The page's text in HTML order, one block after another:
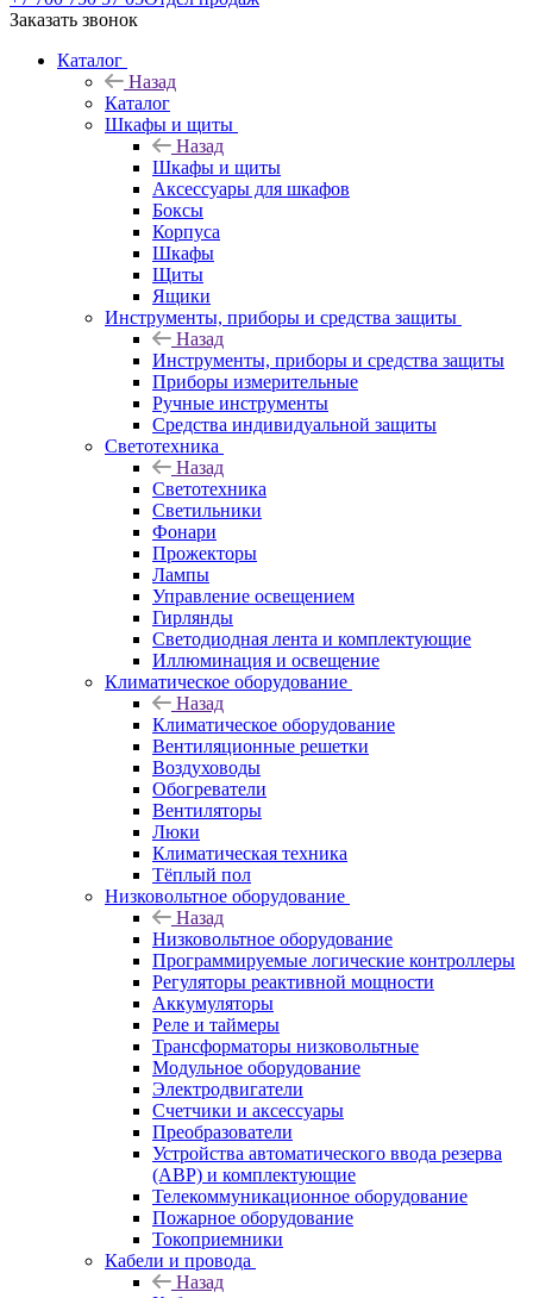
Заказать звонок
Каталог
Назад
Каталог
Шкафы и щиты
Назад
Шкафы и щиты
Аксессуары для шкафов
Боксы
Корпуса
Шкафы
Щиты
Ящики
Инструменты, приборы и средства защиты
Назад
Инструменты, приборы и средства защиты
Приборы измерительные
Ручные инструменты
Средства индивидуальной защиты
Светотехника
Назад
Светотехника
Светильники
Фонари
Прожекторы
Лампы
Управление освещением
Гирлянды
Светодиодная лента и комплектующие
Иллюминация и освещение
Климатическое оборудование
Назад
Климатическое оборудование
Вентиляционные решетки
Воздуховоды
Обогреватели
Вентиляторы
Люки
Климатическая техника
Тёплый пол
Низковольтное оборудование
Назад
Низковольтное оборудование
Программируемые логические контроллеры
Регуляторы реактивной мощности
Аккумуляторы
Реле и таймеры
Трансформаторы низковольтные
Модульное оборудование
Электродвигатели
Счетчики и аксессуары
Преобразователи
Устройства автоматического ввода резерва
(АВР) и комплектующие
Телекоммуникационное оборудование
Пожарное оборудование
Токоприемники
Кабели и провода
Назад